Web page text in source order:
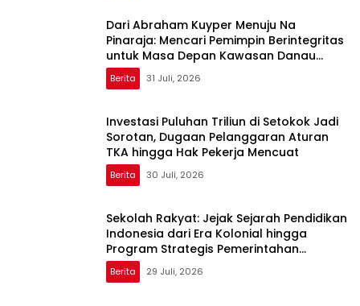
Dari Abraham Kuyper Menuju Na
Pinaraja: Mencari Pemimpin Berintegritas
untuk Masa Depan Kawasan Danau
Toba
Berita 31 Juli, 2026
Investasi Puluhan Triliun di Setokok Jadi
Sorotan, Dugaan Pelanggaran Aturan
TKA hingga Hak Pekerja Mencuat
Berita 30 Juli, 2026
Sekolah Rakyat: Jejak Sejarah Pendidikan
Indonesia dari Era Kolonial hingga
Program Strategis Pemerintahan
Prabowo
Berita 29 Juli, 2026